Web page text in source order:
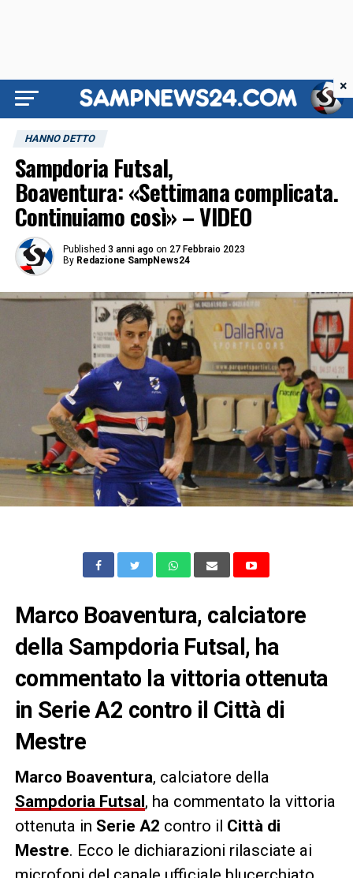
HANNO DETTO
Sampdoria Futsal,
Boaventura: «Settimana complicata.
Continuiamo così» – VIDEO
Published 3 anni ago on 27 Febbraio 2023
By Redazione SampNews24
Marco Boaventura, calciatore
della Sampdoria Futsal, ha
commentato la vittoria ottenuta
in Serie A2 contro il Città di
Mestre
Marco Boaventura, calciatore della
Sampdoria Futsal, ha commentato la vittoria
ottenuta in Serie A2 contro il Città di
Mestre. Ecco le dichiarazioni rilasciate ai
×